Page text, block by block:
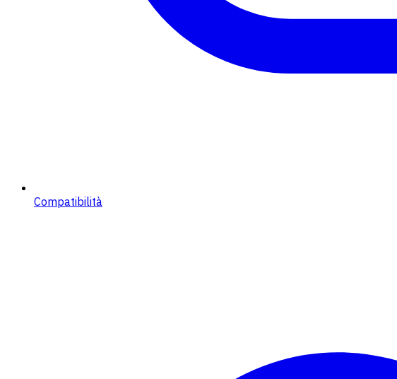
Compatibilità